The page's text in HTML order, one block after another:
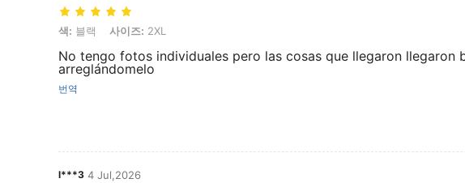
색: 블랙, 사이즈: 2XL
색: 블랙 사이즈: 2XL
No tengo fotos individuales pero las cosas que llegaron llegaron
arreglándomelo
번역
l***3 4 Jul,2026